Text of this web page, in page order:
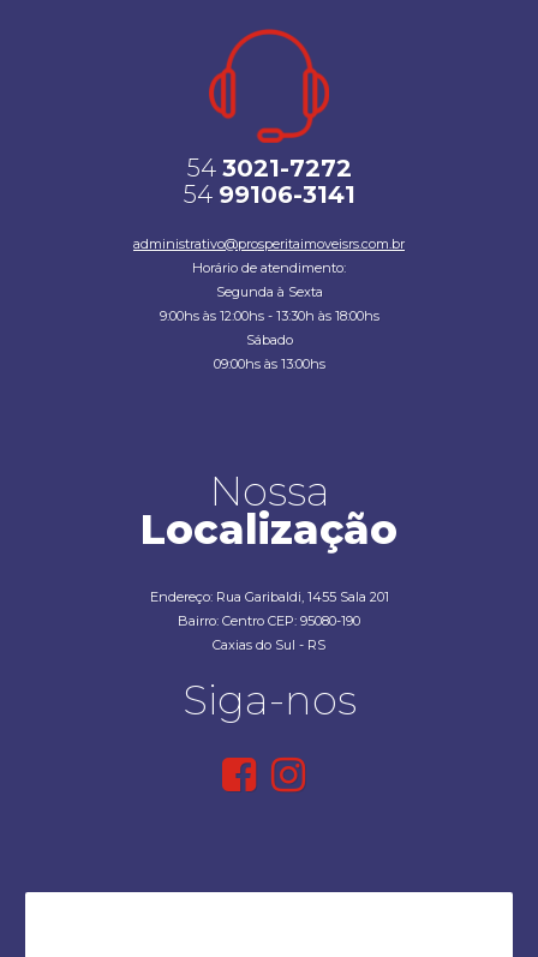
54 3021-7272
54 99106-3141
administrativo@prosperitaimoveisrs.com.br
Horário de atendimento:
Segunda à Sexta
9:00hs às 12:00hs - 13:30h às 18:00hs
Sábado
09:00hs às 13:00hs
Nossa
Localização
Endereço: Rua Garibaldi, 1455 Sala 201
Bairro: Centro CEP: 95080-190
Caxias do Sul - RS
Siga-nos